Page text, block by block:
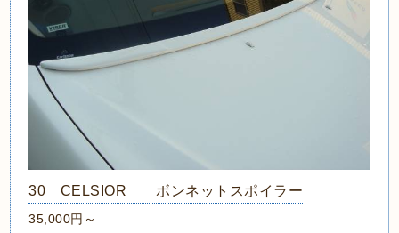
30 CELSIOR ボンネットスポイラー
35,000円～